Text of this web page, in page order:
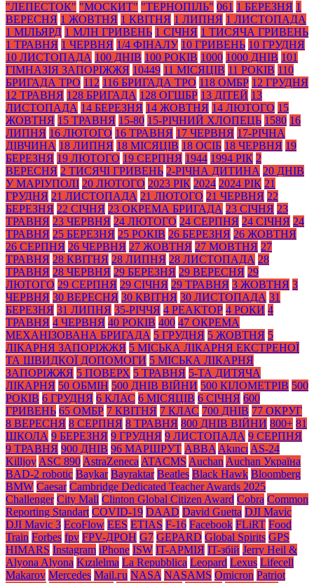
"ЛЕПЕСТОК" "МОСКИТ" "ТЕРНОПІЛЬ" 061 1 БЕРЕЗНЯ 1
ВЕРЕСНЯ 1 ЖОВТНЯ 1 КВІТНЯ 1 ЛИПНЯ 1 ЛИСТОПАДА
1 МІЛЬЯРД 1 МЛН ГРИВЕНЬ 1 СІЧНЯ 1 ТИСЯЧА ГРИВЕНЬ
1 ТРАВНЯ 1 ЧЕРВНЯ 1/4 ФІНАЛУ 10 ГРИВЕНЬ 10 ГРУДНЯ
10 ЛИСТОПАДА 100 ДНІВ 100 РОКІВ 1000 1000 ДНІВ 101
ГІМНАЗІЯ ЗАПОРІЖЖЯ 10449 11 МІСЯЦІВ 11 РОКІВ 110
БРИГАДА ТРО 112 116 БРИГАДА ТРО 118 ОМБР 12 ГРУДНЯ
12 ТРАВНЯ 128 БРИГАДА 128 ОГШБР 13 ДІТЕЙ 13
ЛИСТОПАДА 14 БЕРЕЗНЯ 14 ЖОВТНЯ 14 ЛЮТОГО 15
ЖОВТНЯ 15 ТРАВНЯ 15-80 15-РІЧНИЙ ХЛОПЕЦЬ 1580 16
ЛИПНЯ 16 ЛЮТОГО 16 ТРАВНЯ 17 ЧЕРВНЯ 17-РІЧНА
ДІВЧИНА 18 ЛИПНЯ 18 МІСЯЦІВ 18 ОСІБ 18 ЧЕРВНЯ 19
БЕРЕЗНЯ 19 ЛЮТОГО 19 СЕРПНЯ 1944 1994 РІК 2
ВЕРЕСНЯ 2 ТИСЯЧІ ГРИВЕНЬ 2-РІЧНА ДИТИНА 20 ДНІВ
У МАРІУПОЛІ 20 ЛЮТОГО 2023 РІК 2024 2024 РІК 21
ГРУДНЯ 21 ЛИСТОПАДА 21 ЛЮТОГО 21 ЧЕРВНЯ 22
БЕРЕЗНЯ 22 СІЧНЯ 23 ОКРЕМА БРИГАДА 23 СІЧНЯ 23
ТРАВНЯ 23 ЧЕРВНЯ 24 ЛЮТОГО 24 СЕРПНЯ 24 СІЧНЯ 24
ТРАВНЯ 25 БЕРЕЗНЯ 25 РОКІВ 26 БЕРЕЗНЯ 26 ЖОВТНЯ
26 СЕРПНЯ 26 ЧЕРВНЯ 27 ЖОВТНЯ 27 МОВТНЯ 27
ТРАВНЯ 28 КВІТНЯ 28 ЛИПНЯ 28 ЛИСТОПАДА 28
ТРАВНЯ 28 ЧЕРВНЯ 29 БЕРЕЗНЯ 29 ВЕРЕСНЯ 29
ЛЮТОГО 29 СЕРПНЯ 29 СІЧНЯ 29 ТРАВНЯ 3 ЖОВТНЯ 3
ЧЕРВНЯ 30 ВЕРЕСНЯ 30 КВІТНЯ 30 ЛИСТОПАДА 31
БЕРЕЗНЯ 31 ЛИПНЯ 35-РІЧЧЯ 4 РЕАКТОР 4 РОКИ 4
ТРАВНЯ 4 ЧЕРВНЯ 40 РОКІВ 400 47 ОКРЕМА
МЕХАНІЗОВАНА БРИГАДА 5 ГРУДНЯ 5 ЖОВТНЯ 5
ЛІКАРНЯ ЗАПОРІЖЖЯ 5 МІСЬКА ЛІКАРНЯ ЕКСТРЕНОЇ
ТА ШВИДКОЇ ДОПОМОГИ 5 МІСЬКА ЛІКАРНЯ
ЗАПОРІЖЖЯ 5 ПОВЕРХ 5 ТРАВНЯ 5-ТА ДИТЯЧА
ЛІКАРНЯ 50 ОБМІН 500 ДНІВ ВІЙНИ 500 КІЛОМЕТРІВ 500
РОКІВ 6 ГРУДНЯ 6 КЛАС 6 МІСЯЦІВ 6 СІЧНЯ 600
ГРИВЕНЬ 65 ОМБР 7 КВІТНЯ 7 КЛАС 700 ДНІВ 77 ОКРУГ
8 ВЕРЕСНЯ 8 СЕРПНЯ 8 ТРАВНЯ 800 ДНІВ ВІЙНИ 800+ 81
ШКОЛА 9 БЕРЕЗНЯ 9 ГРУДНЯ 9 ЛИСТОПАДА 9 СЕРПНЯ
9 ТРАВНЯ 900 ДНІВ 96 МАРШРУТ ABBA Akıncı AS-24
Killjoy ASC 890 AstraZeneca ATACMS Auchan Auchan Україна
BAD-2 robotic Baykar Bayraktar Beatles Black Нawk Bloomberg
BMW Caesar Cambridge Dedicated Teacher Awards 2025
Challenger City Mall Clinton Global Citizen Award Cobra Common
Reporting Standart COVID-19 DAAD David Guetta DJI Mavic
DJI Mavic 3 EcoFlow EES ETIAS F-16 Facebook FLiRT Food
Train Forbes fpv FPV-ДРОН G7 GEPARD Global Spirits GPS
HIMARS Instagram iPhone ISW IT-АРМІЯ IT-збій Jerry Heil &
Alyona Alyona Kızılelma La Repubblica Leopard Lexus Lifecell
Makarov Mercedes Mаil.гu NASA NASAMS Omicron Patriot